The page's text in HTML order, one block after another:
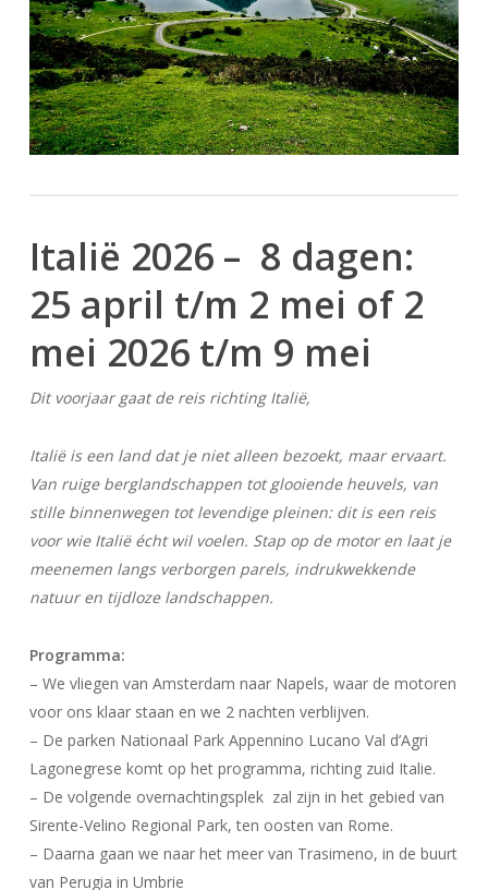
Italië 2026 – 8 dagen:
25 april t/m 2 mei of 2
mei 2026 t/m 9 mei
Dit voorjaar gaat de reis richting Italië,
Italië is een land dat je niet alleen bezoekt, maar ervaart.
Van ruige berglandschappen tot glooiende heuvels, van
stille binnenwegen tot levendige pleinen: dit is een reis
voor wie Italië écht wil voelen. Stap op de motor en laat je
meenemen langs verborgen parels, indrukwekkende
natuur en tijdloze landschappen.
Programma:
– We vliegen van Amsterdam naar Napels, waar de motoren
voor ons klaar staan en we 2 nachten verblijven.
– De parken Nationaal Park Appennino Lucano Val d’Agri
Lagonegrese komt op het programma, richting zuid Italie.
– De volgende overnachtingsplek zal zijn in het gebied van
Sirente-Velino Regional Park, ten oosten van Rome.
– Daarna gaan we naar het meer van Trasimeno, in de buurt
van Perugia in Umbrie